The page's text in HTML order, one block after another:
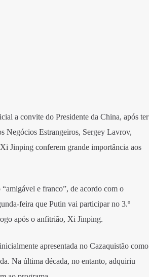
a convite do Presidente da China, após ter
Negócios Estrangeiros, Sergey Lavrov,
Jinping conferem grande importância aos
e franco”, de acordo com o
feira que Putin vai participar no 3.º
após o anfitrião, Xi Jinping.
apresentada no Cazaquistão como
Na última década, no entanto, adquiriu